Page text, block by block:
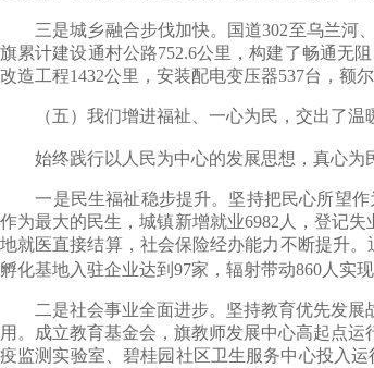
三是城乡融合步伐加快。国道302至乌兰河、
旗累计建设通村公路752.6公里，构建了畅通无
改造工程1432公里，安装配电变压器537台，额
（五）我们增进福祉、一心为民，交出了温
始终践行以人民为中心的发展思想，真心为
一是民生福祉稳步提升。坚持把民心所望作
作为最大的民生，城镇新增就业6982人，登记
地就医直接结算，社会保险经办能力不断提升
孵化基地入驻企业达到97家，辐射带动860人实
二是社会事业全面进步。坚持教育优先发展
用。成立教育基金会，旗教师发展中心高起点
疫监测实验室、碧桂园社区卫生服务中心投入